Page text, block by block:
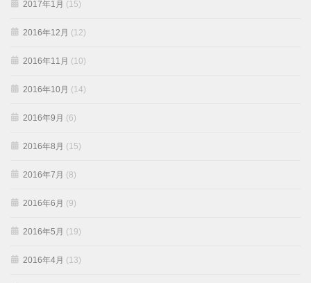
2017年1月 (15)
2016年12月 (12)
2016年11月 (10)
2016年10月 (14)
2016年9月 (6)
2016年8月 (15)
2016年7月 (8)
2016年6月 (9)
2016年5月 (19)
2016年4月 (13)